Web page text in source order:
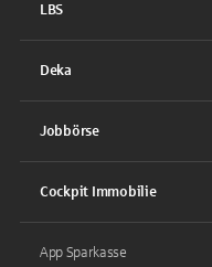
LBS
Deka
Jobbörse
Cockpit Immobilie
App Sparkasse